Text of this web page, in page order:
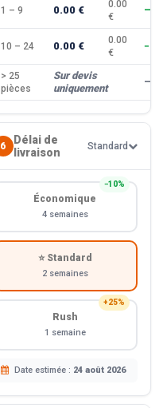
1 – 9 0.00 €
0.00
€
—
10 – 24 0.00 €
0.00
€
> 25
pièces
Sur devis
uniquement
—
6
Délai de
livraison
Standard
−10%
Économique
4 semaines
⭐ Standard
2 semaines
+25%
Rush
1 semaine
Date estimée : 24 août 2026